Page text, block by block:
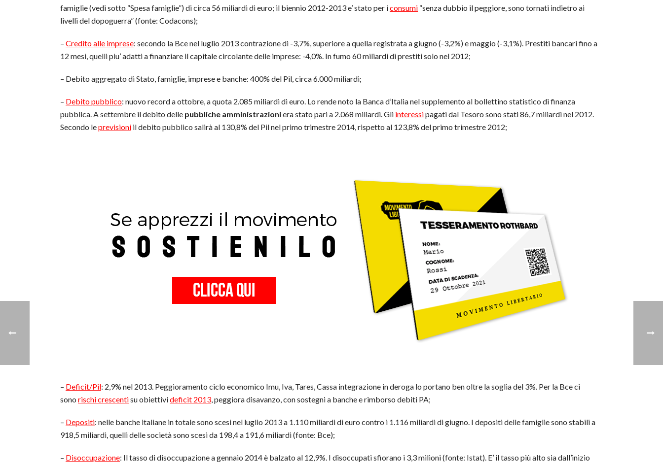
famiglie (vedi sotto “Spesa famiglie”) di circa 56 miliardi di euro; il biennio 2012-2013 e’ stato per iconsumi “senza dubbio il peggiore, sono tornati indietro ai
livelli del dopoguerra” (fonte: Codacons);
– Credito alle imprese: secondo la Bce nel luglio 2013 contrazione di -3,7%, superiore a quella registrata a giugno (-3,2%) e maggio (-3,1%). Prestiti bancari fino a
12 mesi, quelli piu’ adatti a finanziare il capitale circolante delle imprese: -4,0%. In fumo 60 miliardi di prestiti solo nel 2012;
– Debito aggregato di Stato, famiglie, imprese e banche: 400% del Pil, circa 6.000 miliardi;
– Debito pubblico: nuovo record a ottobre, a quota 2.085 miliardi di euro. Lo rende noto la Banca d’Italia nel supplemento al bollettino statistico di finanza
pubblica. A settembre il debito delle pubbliche amministrazioniera stato pari a 2.068 miliardi. Gli interessipagati dal Tesoro sono stati 86,7 miliardi nel 2012.
Secondo leprevisioni il debito pubblico salirà al 130,8% del Pil nel primo trimestre 2014, rispetto al 123,8% del primo trimestre 2012;
– Deficit/Pil: 2,9% nel 2013. Peggioramento ciclo economico Imu, Iva, Tares, Cassa integrazione in deroga lo portano ben oltre la soglia del 3%. Per la Bce ci
sono rischi crescentisu obiettivideficit 2013, peggiora disavanzo, con sostegni a banche e rimborso debiti PA;
– Depositi: nelle banche italiane in totale sono scesi nel luglio 2013 a 1.110 miliardi di euro contro i 1.116 miliardi di giugno. I depositi delle famiglie sono stabili a
918,5 miliardi, quelli delle società sono scesi da 198,4 a 191,6 miliardi (fonte: Bce);
– Disoccupazione: Il tasso di disoccupazione a gennaio 2014 è balzato al 12,9%. I disoccupati sfiorano i 3,3 milioni (fonte: Istat). E’ il tasso più alto sia dall’inizio